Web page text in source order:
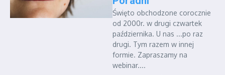
Święto obchodzone corocznie
od 2000r. w drugi czwartek
października. U nas ...po raz
drugi. Tym razem w innej
formie. Zapraszamy na
webinar....